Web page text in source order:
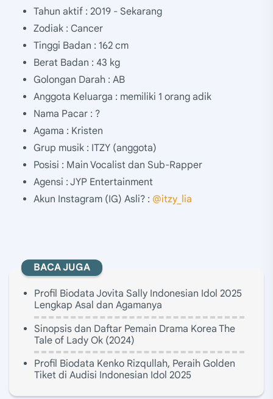
Tahun aktif : 2019 - Sekarang
Zodiak : Cancer
Tinggi Badan : 162 cm
Berat Badan : 43 kg
Golongan Darah : AB
Anggota Keluarga : memiliki 1 orang adik
Nama Pacar : ?
Agama : Kristen
Grup musik : ITZY (anggota)
Posisi : Main Vocalist dan Sub-Rapper
Agensi : JYP Entertainment
Akun Instagram (IG) Asli? : @itzy_lia
BACA JUGA
Profil Biodata Jovita Sally Indonesian Idol 2025
Lengkap Asal dan Agamanya
Sinopsis dan Daftar Pemain Drama Korea The
Tale of Lady Ok (2024)
Profil Biodata Kenko Rizqullah, Peraih Golden
Tiket di Audisi Indonesian Idol 2025